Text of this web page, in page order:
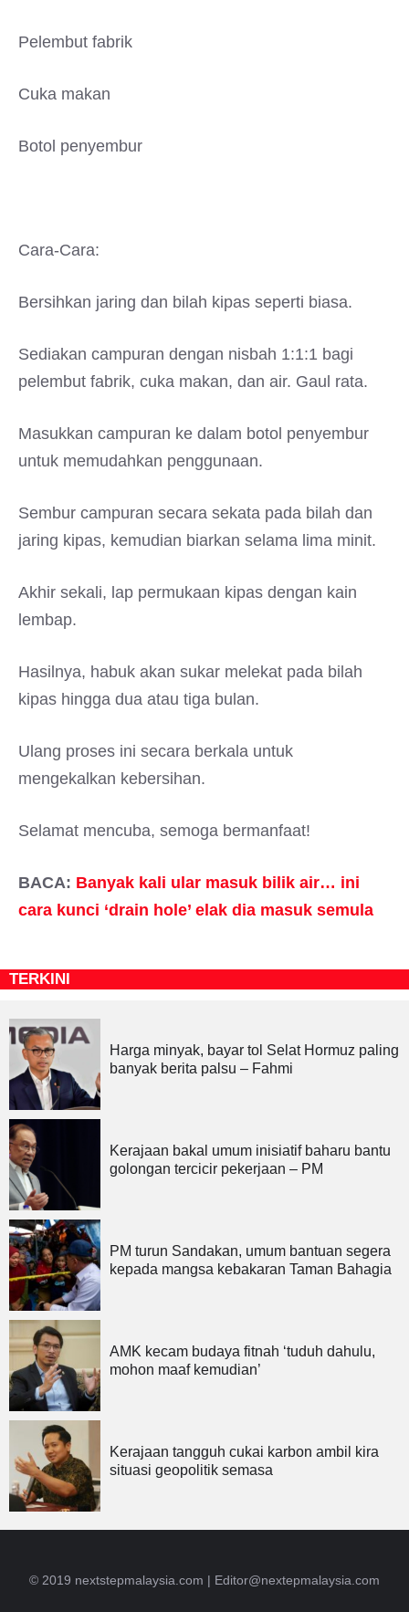
Pelembut fabrik
Cuka makan
Botol penyembur
Cara-Cara:
Bersihkan jaring dan bilah kipas seperti biasa.
Sediakan campuran dengan nisbah 1:1:1 bagi
pelembut fabrik, cuka makan, dan air. Gaul rata.
Masukkan campuran ke dalam botol penyembur
untuk memudahkan penggunaan.
Sembur campuran secara sekata pada bilah dan
jaring kipas, kemudian biarkan selama lima minit.
Akhir sekali, lap permukaan kipas dengan kain
lembap.
Hasilnya, habuk akan sukar melekat pada bilah
kipas hingga dua atau tiga bulan.
Ulang proses ini secara berkala untuk
mengekalkan kebersihan.
Selamat mencuba, semoga bermanfaat!
BACA: Banyak kali ular masuk bilik air… ini
cara kunci ‘drain hole’ elak dia masuk semula
TERKINI
Harga minyak, bayar tol Selat Hormuz paling
banyak berita palsu – Fahmi
Kerajaan bakal umum inisiatif baharu bantu
golongan tercicir pekerjaan – PM
PM turun Sandakan, umum bantuan segera
kepada mangsa kebakaran Taman Bahagia
AMK kecam budaya fitnah ‘tuduh dahulu,
mohon maaf kemudian’
Kerajaan tangguh cukai karbon ambil kira
situasi geopolitik semasa
© 2019 nextstepmalaysia.com | Editor@nextepmalaysia.com